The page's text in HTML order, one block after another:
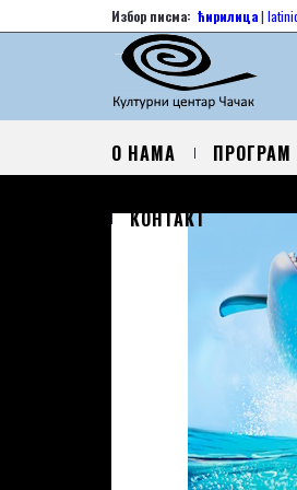
Избор писма: ћирилица|
О НАМА ПРОГРАМ
КОНТАКТ